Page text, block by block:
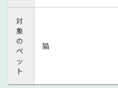
対
象
の
ペ
ッ
ト
猫